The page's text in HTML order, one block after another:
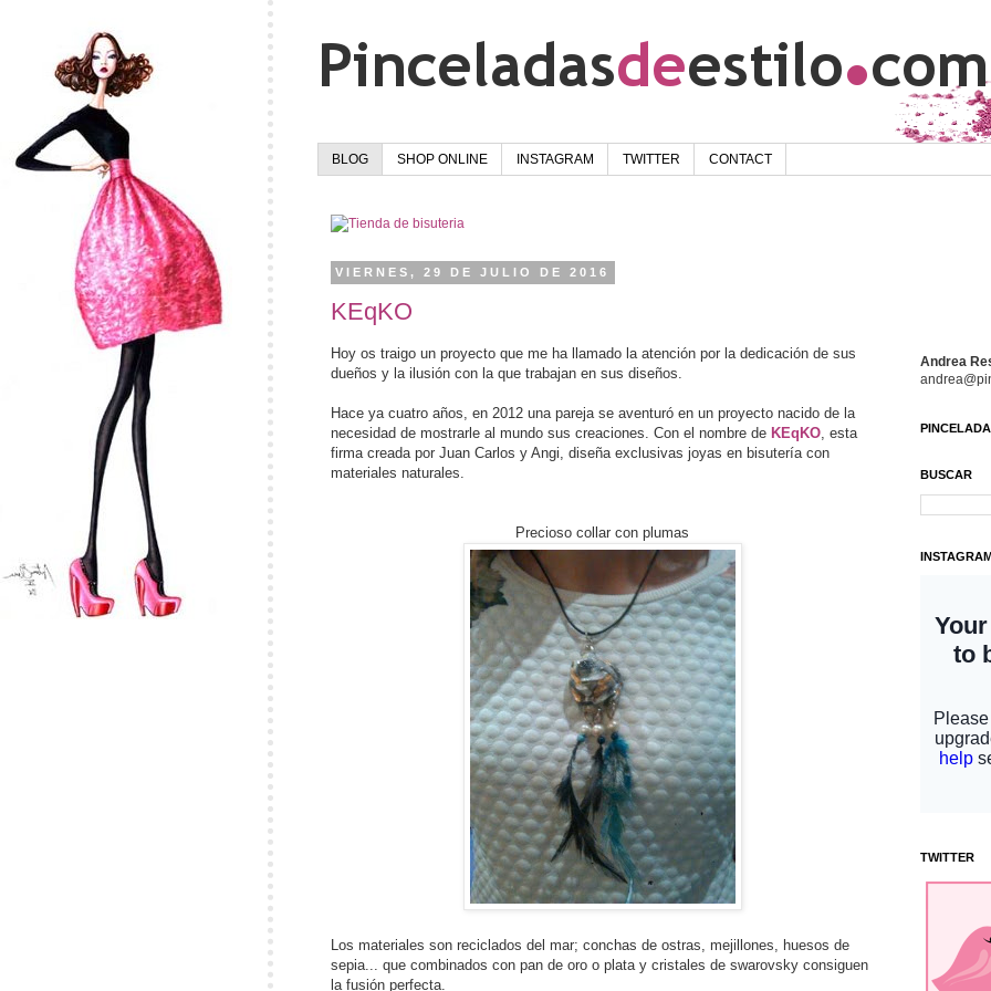
BLOG SHOP ONLINE INSTAGRAM TWITTER CONTACT
VIERNES, 29 DE JULIO DE 2016
KEqKO
Hoy os traigo un proyecto que me ha llamado la atención por la dedicación de sus
dueños y la ilusión con la que trabajan en sus diseños.
Hace ya cuatro años, en 2012 una pareja se aventuró en un proyecto nacido de la
necesidad de mostrarle al mundo sus creaciones. Con el nombre de KEqKO, esta
firma creada por Juan Carlos y Angi, diseña exclusivas joyas en bisutería con
materiales naturales.
Precioso collar con plumas
Los materiales son reciclados del mar; conchas de ostras, mejillones, huesos de
sepia... que combinados con pan de oro o plata y cristales de swarovsky consiguen
la fusión perfecta.
Andrea
BUSCAR
TWITTER